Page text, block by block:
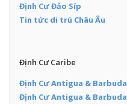
Định Cư Đảo Síp
Tin tức di trú Châu Âu
Định Cư Caribe
Định Cư Antigua & Barbuda
Định Cư Antigua & Barbuda